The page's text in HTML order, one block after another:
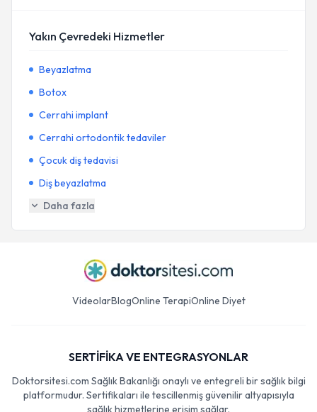
Yakın Çevredeki Hizmetler
Beyazlatma
Botox
Cerrahi implant
Cerrahi ortodontik tedaviler
Çocuk diş tedavisi
Diş beyazlatma
Daha fazla
VideolarBlogOnline TerapiOnline Diyet
SERTİFİKA VE ENTEGRASYONLAR
Doktorsitesi.com Sağlık Bakanlığı onaylı ve entegreli bir sağlık bilgi
platformudur. Sertifikaları ile tescillenmiş güvenilir altyapısıyla
sağlık hizmetlerine erişim sağlar.